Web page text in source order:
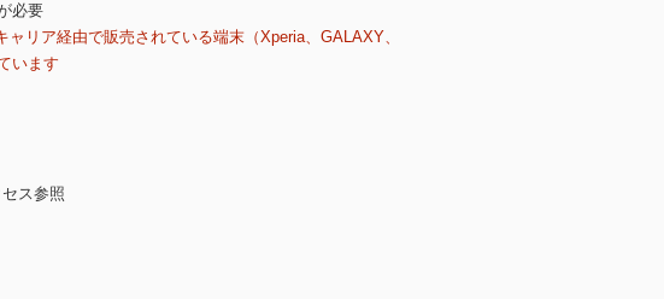
必要
リア経由で販売されている端末（Xperia、GALAXY、
います
ス参照